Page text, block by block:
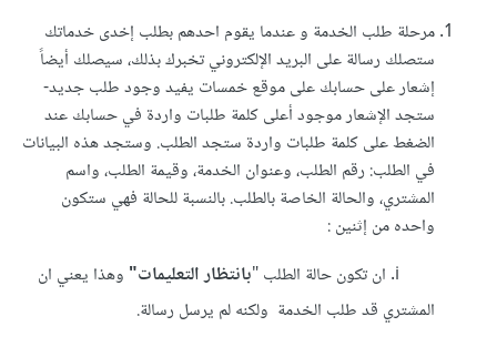
مرحلة طلب الخدمة و عندما يقوم احدهم بطلب إخدى خدماتك
ستصلك رسالة على البريد الإلكتروني تخبرك بذلك، سيصلك أيضاً
إشعار على حسابك على موقع خمسات يفيد وجود طلب جديد-
ستجد الإشعار موجود أعلى كلمة طلبات واردة في حسابك عند
الضغط على كلمة طلبات واردة ستجد الطلب. وستجد هذه البيانات
في الطلب: رقم الطلب، وعنوان الخدمة، وقيمة الطلب، واسم
المشتري، والحالة الخاصة بالطلب. بالنسبة للحالة فهي ستكون
واحده من إثنين :
بانتظار التعليمات"وهذا يعني ان
المشتري قد طلب الخدمة ولكنه لم يرسل رسالة.